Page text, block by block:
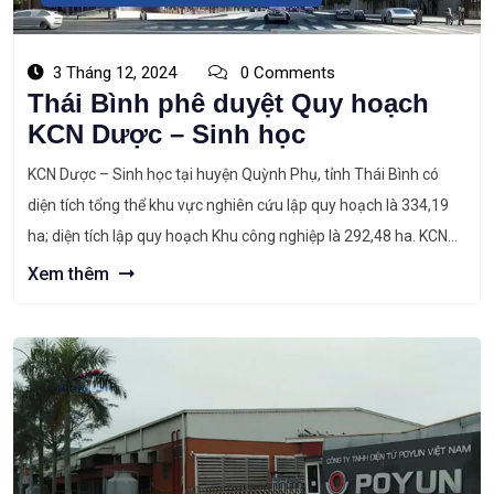
3 Tháng 12, 2024 0 Comments
Thái Bình phê duyệt Quy hoạch
KCN Dược – Sinh học
KCN Dược – Sinh học tại huyện Quỳnh Phụ, tỉnh Thái Bình có
diện tích tổng thể khu vực nghiên cứu lập quy hoạch là 334,19
ha; diện tích lập quy hoạch Khu công nghiệp là 292,48 ha. KCN
Dược – Sinh học Tại Quyết định số 2042/QĐ – UBND, lãnh đạo
Xem thêm